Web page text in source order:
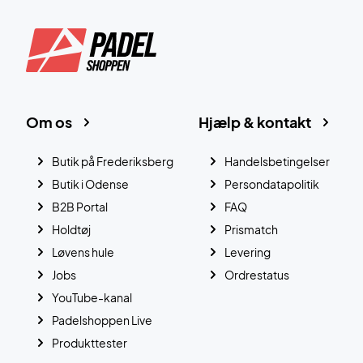
Hjælp & kontakt
Handelsbetingelser
Persondatapolitik
FAQ
Prismatch
Levering
Ordrestatus
Om os
Butik på Frederiksberg
Butik i Odense
B2B Portal
Holdtøj
Løvens hule
Jobs
YouTube-kanal
Padelshoppen Live
Produkttester